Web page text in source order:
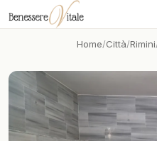
Home Città Rimini